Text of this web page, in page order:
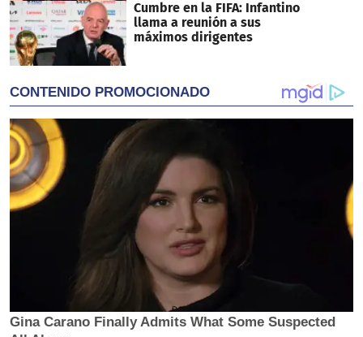
Cumbre en la FIFA: Infantino
llama a reunión a sus
máximos dirigentes